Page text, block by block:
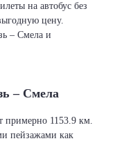
на автобус без
цену.
– Смела и
– Смела
примерно 1153.9 км.
пейзажами как